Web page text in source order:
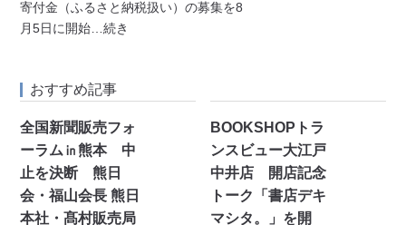
寄付金（ふるさと納税扱い）の募集を8
月5日に開始 …続き
おすすめ記事
全国新聞販売フォ
ーラム㏌熊本 中
止を決断 熊日
会・福山会長 熊日
本社・髙村販売局
BOOKSHOPトラ
ンスビュー大江戸
中井店 開店記念
トーク「書店デキ
マシタ。」を開